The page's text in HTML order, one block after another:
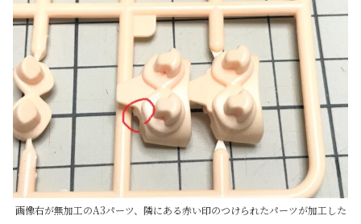
画像右が無加工のA3パーツ、隣にある赤い印のつけられたパーツが加工した